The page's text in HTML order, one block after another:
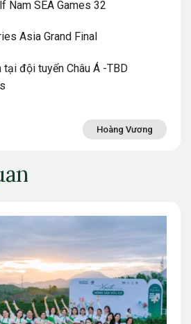
Nam SEA Games 32
Asia Grand Final
đội tuyển Châu Á -TBD
Hoàng Vương